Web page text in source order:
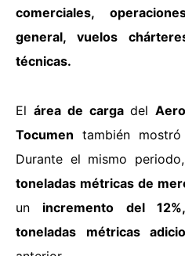
comerciales,
general, vuelos
técnicas.
El área de cargadel
Tocumen también
Durante el mismo
toneladas métricas de
un incremento del 12%,
toneladas métricas